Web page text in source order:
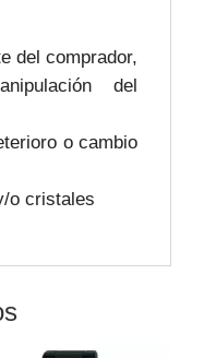
del comprador,
del
o cambio
o cristales